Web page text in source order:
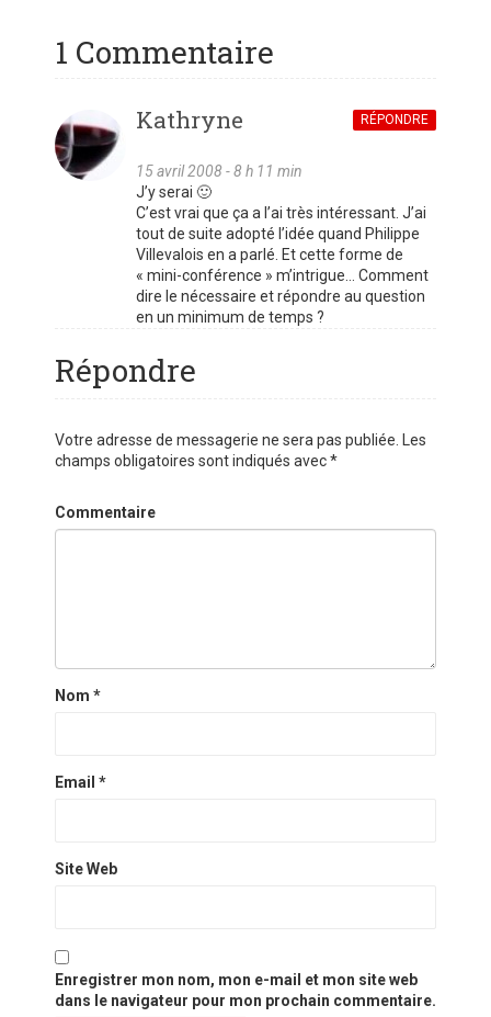
1 Commentaire
Kathryne
15 avril 2008 - 8 h 11 min
RÉPONDRE
J’y serai 🙂
C’est vrai que ça a l’ai très intéressant. J’ai
tout de suite adopté l’idée quand Philippe
Villevalois en a parlé. Et cette forme de
« mini-conférence » m’intrigue… Comment
dire le nécessaire et répondre au question
en un minimum de temps ?
Répondre
Votre adresse de messagerie ne sera pas publiée.
Les
champs obligatoires sont indiqués avec*
Commentaire
Nom *
Email *
Site Web
Enregistrer mon nom, mon e-mail et mon site web
dans le navigateur pour mon prochain commentaire.